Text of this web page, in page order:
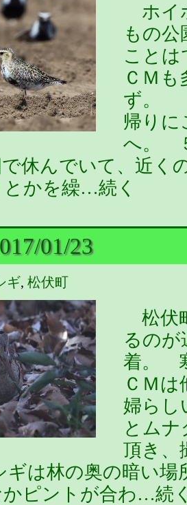
ホイ
もの
ことは
ＣＭ
ず。
帰りに
へ。
休んでいて、近く
かを繰…続く
01/23
ギ, 松伏町
松伏
るのが
着。
ＣＭ
婦らし
とム
頂き、
は林の奥の暗い場
かピントが合わ…続